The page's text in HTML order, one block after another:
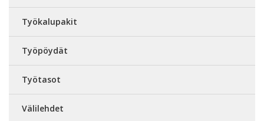
Työkalupakit
Työpöydät
Työtasot
Välilehdet